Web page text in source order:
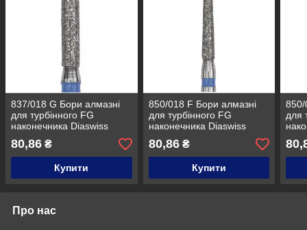
837/018 G Бори алмазні
для турбінного FG
наконечника Diaswiss
Diaswiss (Діасвісс)
Швейцарія , цін/кат 1
80,86 ₴
Купити
850/018 F Бори алмазні
для турбінного FG
наконечника Diaswiss
Diaswiss (Діасвісс)
Швейцарія , цін/кат 1
80,86₴
Купити
850/
для
Про нас